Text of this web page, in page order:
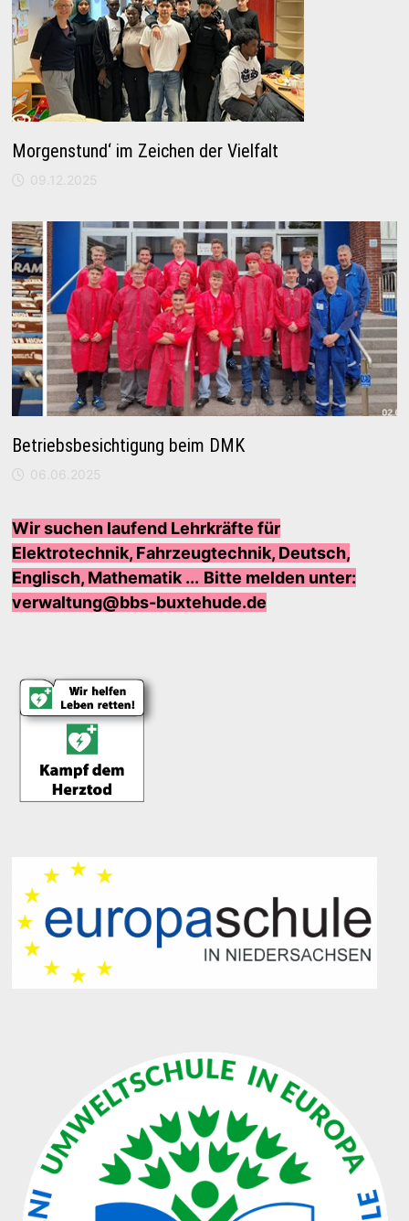
Morgenstund‘ im Zeichen der Vielfalt
09.12.2025
Betriebsbesichtigung beim DMK
06.06.2025
Wir suchen laufend Lehrkräfte für
Elektrotechnik, Fahrzeugtechnik, Deutsch,
Englisch, Mathematik ... Bitte melden unter:
verwaltung@bbs-buxtehude.de